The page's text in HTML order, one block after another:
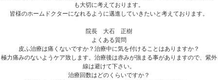
も大切に考えております。
皆様のホームドクターになれるように邁進していきたいと考えております。
院長 大石 正樹
よくある質問
皮ふ治療は痛くないですか？治療中に気を付けることはありますか？
極力痛みのないようケア致します。治療後は赤みが強まる事がありますので、紫外
線は避けて下さい。
治療回数はどのくらいですか？